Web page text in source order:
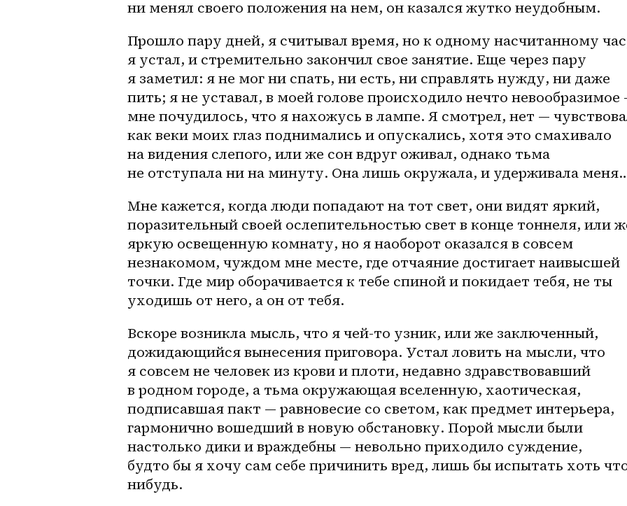
ни менял своего положения на нем, он казался жутко неудобным.
Прошло пару дней, я считывал время, но к одному насчитанному
я устал, и стремительно закончил свое занятие. Еще через пару
я заметил: я не мог ни спать, ни есть, ни справлять нужду, ни даже
пить; я не уставал, в моей голове происходило нечто невообразимое
мне почудилось, что я нахожусь в лампе. Я смотрел, нет —
как веки моих глаз поднимались и опускались, хотя это смахивало
на видения слепого, или же сон вдруг оживал, однако тьма
не отступала ни на минуту. Она лишь окружала, и удерживала
Мне кажется, когда люди попадают на тот свет, они видят яркий,
поразительный своей ослепительностью свет в конце тоннеля, или
яркую освещенную комнату, но я наоборот оказался в совсем
незнакомом, чуждом мне месте, где отчаяние достигает наивысшей
точки. Где мир оборачивается к тебе спиной и покидает тебя, не ты
уходишь от него, а он от тебя.
Вскоре возникла мысль, что я чей-то узник, или же заключенный,
дожидающийся вынесения приговора. Устал ловить на мысли, что
я совсем не человек из крови и плоти, недавно здравствовавший
в родном городе, а тьма окружающая вселенную, хаотическая,
подписавшая пакт — равновесие со светом, как предмет интерьера,
гармонично вошедший в новую обстановку. Порой мысли были
настолько дики и враждебны — невольно приходило суждение,
будто бы я хочу сам себе причинить вред, лишь бы испытать хоть
нибудь.